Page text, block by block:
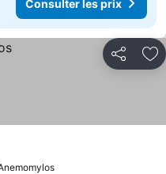
Consulter les prix
Partager
les prix